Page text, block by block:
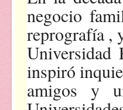
negocio
reprografía ,
Universidad
inspiró
amigos y